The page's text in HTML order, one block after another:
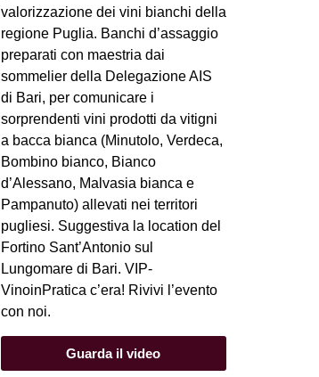
valorizzazione dei vini bianchi della
regione Puglia. Banchi d’assaggio
preparati con maestria dai
sommelier della Delegazione AIS
di Bari, per comunicare i
sorprendenti vini prodotti da vitigni
a bacca bianca (Minutolo, Verdeca,
Bombino bianco, Bianco
d’Alessano, Malvasia bianca e
Pampanuto) allevati nei territori
pugliesi. Suggestiva la location del
Fortino Sant’Antonio sul
Lungomare di Bari. VIP-
VinoinPratica c’era! Rivivi l’evento
con noi.
Guarda il video